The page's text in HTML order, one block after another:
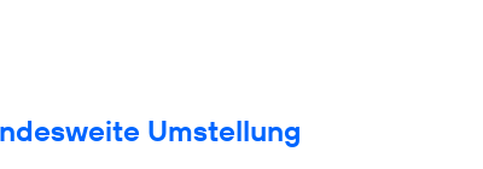
Umstellung